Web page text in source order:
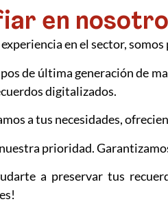
en
en el sector,
de última generación de
digitalizados.
a tus necesidades,
prioridad.
a preservar tus